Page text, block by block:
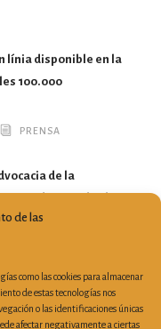
de las
como las cookies para almacenar
de estas tecnologías nos
o las identificaciones únicas
afectar negativamente a ciertas
línia disponible en la
100.000
PRENSA
de la
reivindiquen el valor
Gratuïta